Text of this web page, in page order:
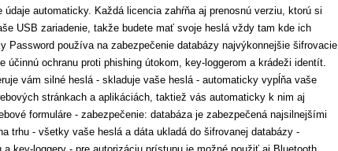
údaje automaticky. Každá licencia zahŕňa aj prenosnú verziu, ktorú si
USB zariadenie, takže budete mať svoje heslá vždy tam kde ich
Password používa na zabezpečenie databázy najvýkonnejšie šifrovacie
účinnú ochranu proti phishing útokom, key-loggerom a krádeži identít.
vám silné heslá - skladuje vaše heslá - automaticky vypĺňa vaše
stránkach a aplikáciách, taktiež vás automaticky k nim aj
formuláre - zabezpečenie: databáza je zabezpečená najsilnejšími
trhu - všetky vaše heslá a dáta ukladá do šifrovanej databázy -